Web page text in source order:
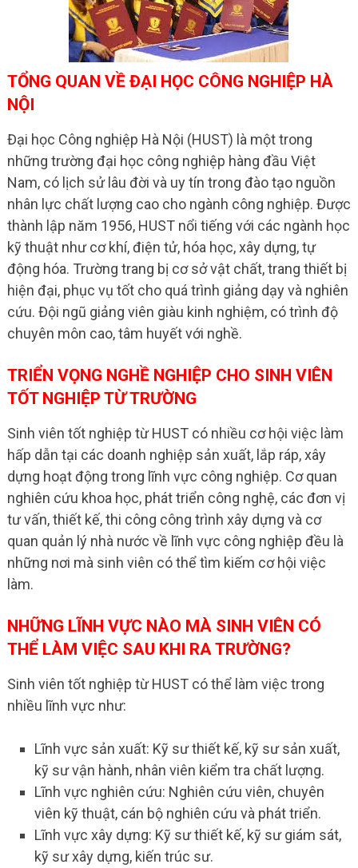
TỔNG QUAN VỀ ĐẠI HỌC CÔNG NGHIỆP HÀ
NỘI
Đại học Công nghiệp Hà Nội (HUST) là một trong
những trường đại học công nghiệp hàng đầu Việt
Nam, có lịch sử lâu đời và uy tín trong đào tạo nguồn
nhân lực chất lượng cao cho ngành công nghiệp. Được
thành lập năm 1956, HUST nổi tiếng với các ngành học
kỹ thuật như cơ khí, điện tử, hóa học, xây dựng, tự
động hóa. Trường trang bị cơ sở vật chất, trang thiết bị
hiện đại, phục vụ tốt cho quá trình giảng dạy và nghiên
cứu. Đội ngũ giảng viên giàu kinh nghiệm, có trình độ
chuyên môn cao, tâm huyết với nghề.
TRIỂN VỌNG NGHỀ NGHIỆP CHO SINH VIÊN
TỐT NGHIỆP TỪ TRƯỜNG
Sinh viên tốt nghiệp từ HUST có nhiều cơ hội việc làm
hấp dẫn tại các doanh nghiệp sản xuất, lắp ráp, xây
dựng hoạt động trong lĩnh vực công nghiệp. Cơ quan
nghiên cứu khoa học, phát triển công nghệ, các đơn vị
tư vấn, thiết kế, thi công công trình xây dựng và cơ
quan quản lý nhà nước về lĩnh vực công nghiệp đều là
những nơi mà sinh viên có thể tìm kiếm cơ hội việc
làm.
NHỮNG LĨNH VỰC NÀO MÀ SINH VIÊN CÓ
THỂ LÀM VIỆC SAU KHI RA TRƯỜNG?
Sinh viên tốt nghiệp từ HUST có thể làm việc trong
nhiều lĩnh vực như:
Lĩnh vực sản xuất: Kỹ sư thiết kế, kỹ sư sản xuất,
kỹ sư vận hành, nhân viên kiểm tra chất lượng.
Lĩnh vực nghiên cứu: Nghiên cứu viên, chuyên
viên kỹ thuật, cán bộ nghiên cứu và phát triển.
Lĩnh vực xây dựng: Kỹ sư thiết kế, kỹ sư giám sát,
kỹ sư xây dựng, kiến trúc sư.